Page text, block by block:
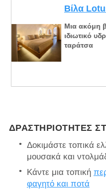
Βίλα
Μια ακόμη
ιδιωτικό
ταράτσα
ΔΡΑΣΤΗΡΙΌΤΗΤΕΣ
Δοκιμάστε τοπικά
μουσακά και
Κάντε μια τοπική
φαγητό και ποτά